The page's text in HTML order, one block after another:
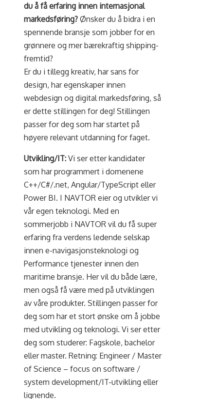
du å få erfaring innen internasjonal
markedsføring?Ønsker du å bidra i en
spennende bransje som jobber for en
grønnere og mer bærekraftig shipping-
fremtid?
Er du i tillegg kreativ, har sans for
design, har egenskaper innen
webdesign og digital markedsføring, så
er dette stillingen for deg! Stillingen
passer for deg som har startet på
høyere relevant utdanning for faget.
Utvikling/IT:Vi ser etter kandidater
som har programmert i domenene
C++/C#/.net, Angular/TypeScript eller
Power BI. I NAVTOR eier og utvikler vi
vår egen teknologi. Med en
sommerjobb i NAVTOR vil du få super
erfaring fra verdens ledende selskap
innen e-navigasjonsteknologi og
Performance tjenester innen den
maritime bransje. Her vil du både lære,
men også få være med på utviklingen
av våre produkter. Stillingen passer for
deg som har et stort ønske om å jobbe
med utvikling og teknologi. Vi ser etter
deg som studerer: Fagskole, bachelor
eller master. Retning: Engineer / Master
of Science – focus on software /
system development/IT-utvikling eller
lignende.